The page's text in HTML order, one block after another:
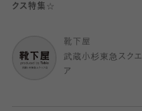
クス特集☆
靴下屋
武蔵小杉東急スクエ
ア